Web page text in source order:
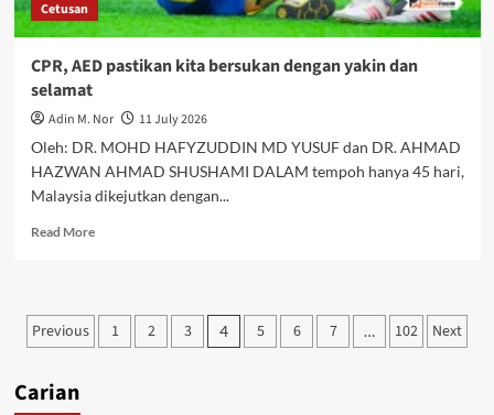
Cetusan
CPR, AED pastikan kita bersukan dengan yakin dan
selamat
Adin M. Nor
11 July 2026
Oleh: DR. MOHD HAFYZUDDIN MD YUSUF dan DR. AHMAD
HAZWAN AHMAD SHUSHAMI DALAM tempoh hanya 45 hari,
Malaysia dikejutkan dengan...
Read More
Previous 1 2 3 4 5 6 7 … 102 Next
Carian